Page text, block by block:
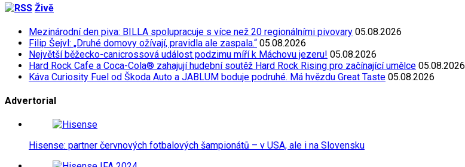
Živě
Mezinárodní den piva: BILLA spolupracuje s více než 20 regionálními pivovary 05.08.2026
Filip Šejvl: „Druhé domovy ožívají, pravidla ale zaspala.“ 05.08.2026
Největší běžecko-canicrossová událost podzimu míří k Máchovu jezeru! 05.08.2026
Hard Rock Cafe a Coca-Cola® zahajují hudební soutěž Hard Rock Rising pro začínající umělce 05.08.2026
Káva Curiosity Fuel od Škoda Auto a JABLUM boduje podruhé. Má hvězdu Great Taste 05.08.2026
Advertorial
Hisense: partner červnových fotbalových šampionátů – v USA, ale i na Slovensku